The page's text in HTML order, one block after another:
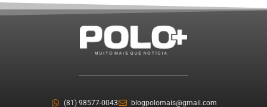
(81) 98577-0043 blogpolomais@gmail.com